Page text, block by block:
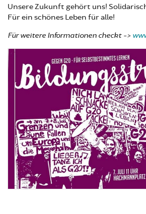
Unsere Zukunft gehört uns!
Für ein schönes Leben für alle!
Für weitere Informationen checkt ->